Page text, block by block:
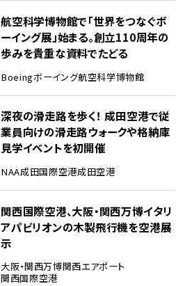
航空科学博物館で「世界をつなぐボ
ーイング展」始まる。創立110周年の
歩みを貴重な資料でたどる
Boeingボーイング航空科学博物館
深夜の滑走路を歩く！ 成田空港で従
業員向けの滑走路ウォークや格納庫
見学イベントを初開催
NAA成田国際空港成田空港
関西国際空港、大阪・関西万博イタリ
アパビリオンの木製飛行機を空港展
示
大阪・関西万博関西エアポート
関西国際空港